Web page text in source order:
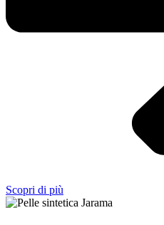
Scopri di più